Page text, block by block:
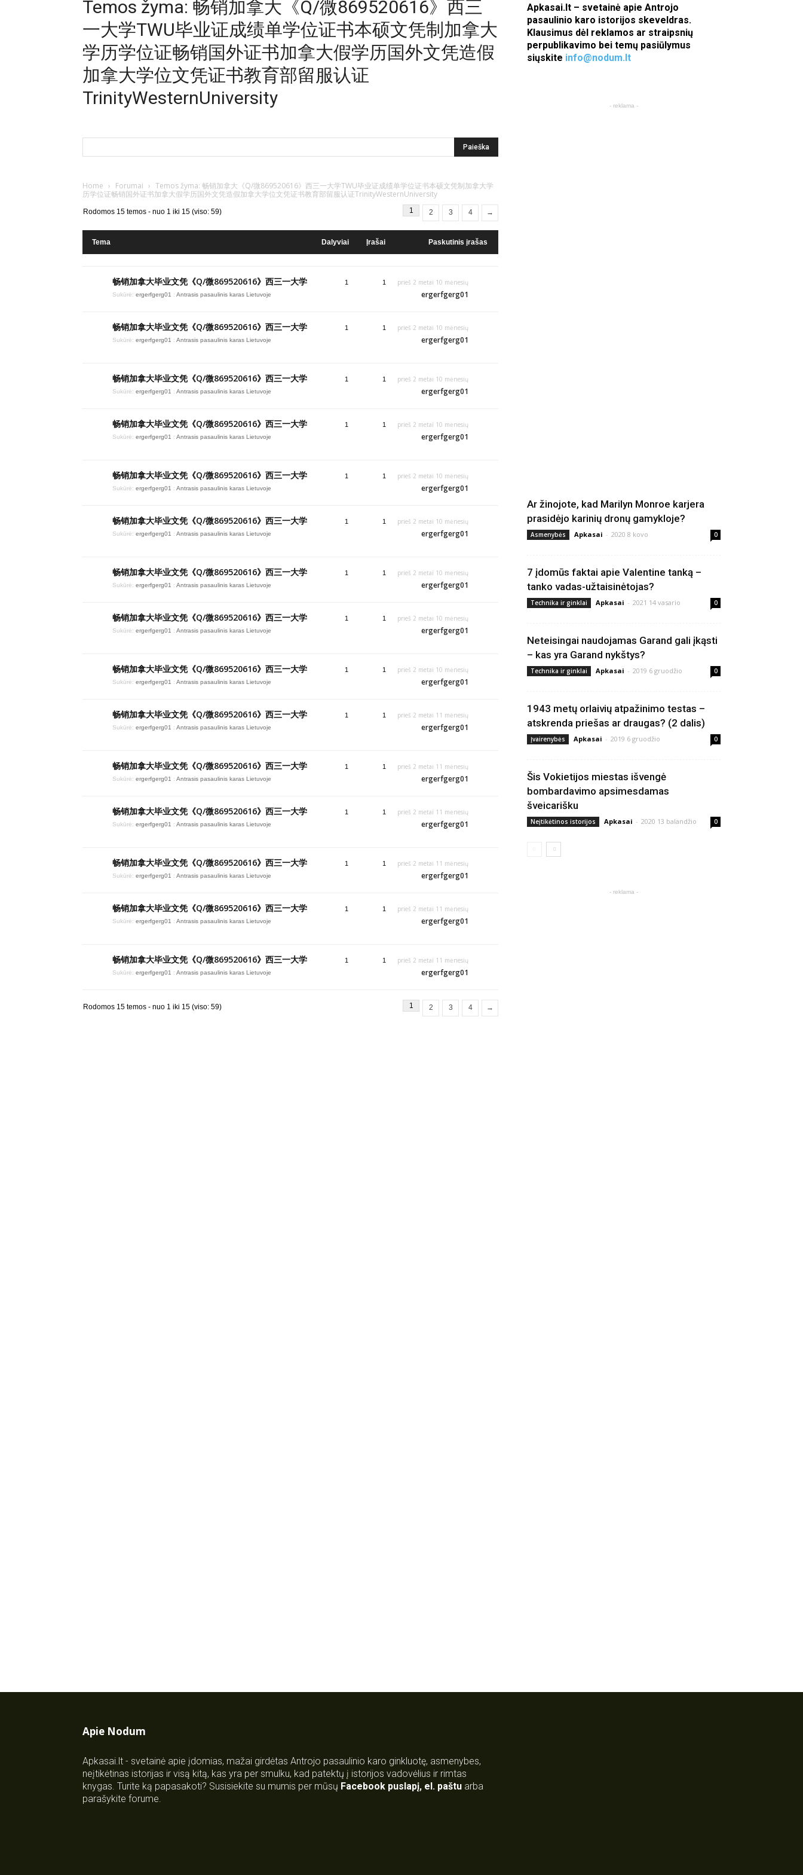
Apkasai.lt
Temos žyma: 畅销加拿大《Q/微869520616》西三
一大学TWU毕业证成绩单学位证书本硕文凭制加拿大
学历学位证畅销国外证书加拿大假学历国外文凭造假
加拿大学位文凭证书教育部留服认证
TrinityWesternUniversity
Home › Forumai › Temos žyma: 畅销加拿大《Q/微869520616》西三一大学TWU毕业证成绩单学位证书本硕文凭制加拿大学
历学位证畅销国外证书加拿大假学历国外文凭造假加拿大学位文凭证书教育部留服认证TrinityWesternUniversity
Rodomos 15 temos - nuo 1 iki 15 (viso: 59) 1 2 3 4 →
Tema Dalyviai Įrašai Paskutinis įrašas
畅销加拿大毕业文凭《Q/微869520616》西三一大学
Sukūrė: ergerfgerg01 : Antrasis pasaulinis karas Lietuvoje
1 1 prieš 2 metai 10 mėnesių
ergerfgerg01
畅销加拿大毕业文凭《Q/微869520616》西三一大学
Sukūrė: ergerfgerg01 : Antrasis pasaulinis karas Lietuvoje
1 1 prieš 2 metai 10 mėnesių
ergerfgerg01
畅销加拿大毕业文凭《Q/微869520616》西三一大学
Sukūrė: ergerfgerg01 : Antrasis pasaulinis karas Lietuvoje
1 1 prieš 2 metai 10 mėnesių
ergerfgerg01
畅销加拿大毕业文凭《Q/微869520616》西三一大学
Sukūrė: ergerfgerg01 : Antrasis pasaulinis karas Lietuvoje
1 1 prieš 2 metai 10 mėnesių
ergerfgerg01
畅销加拿大毕业文凭《Q/微869520616》西三一大学
Sukūrė: ergerfgerg01 : Antrasis pasaulinis karas Lietuvoje
1 1 prieš 2 metai 10 mėnesių
ergerfgerg01
畅销加拿大毕业文凭《Q/微869520616》西三一大学
Sukūrė: ergerfgerg01 : Antrasis pasaulinis karas Lietuvoje
1 1 prieš 2 metai 10 mėnesių
ergerfgerg01
畅销加拿大毕业文凭《Q/微869520616》西三一大学
Sukūrė: ergerfgerg01 : Antrasis pasaulinis karas Lietuvoje
1 1 prieš 2 metai 10 mėnesių
ergerfgerg01
畅销加拿大毕业文凭《Q/微869520616》西三一大学
Sukūrė: ergerfgerg01 : Antrasis pasaulinis karas Lietuvoje
1 1 prieš 2 metai 10 mėnesių
ergerfgerg01
畅销加拿大毕业文凭《Q/微869520616》西三一大学
Sukūrė: ergerfgerg01 : Antrasis pasaulinis karas Lietuvoje
1 1 prieš 2 metai 10 mėnesių
ergerfgerg01
畅销加拿大毕业文凭《Q/微869520616》西三一大学
Sukūrė: ergerfgerg01 : Antrasis pasaulinis karas Lietuvoje
1 1 prieš 2 metai 11 mėnesių
ergerfgerg01
畅销加拿大毕业文凭《Q/微869520616》西三一大学
Sukūrė: ergerfgerg01 : Antrasis pasaulinis karas Lietuvoje
1 1 prieš 2 metai 11 mėnesių
ergerfgerg01
畅销加拿大毕业文凭《Q/微869520616》西三一大学
Sukūrė: ergerfgerg01 : Antrasis pasaulinis karas Lietuvoje
1 1 prieš 2 metai 11 mėnesių
ergerfgerg01
畅销加拿大毕业文凭《Q/微869520616》西三一大学
Sukūrė: ergerfgerg01 : Antrasis pasaulinis karas Lietuvoje
1 1 prieš 2 metai 11 mėnesių
ergerfgerg01
畅销加拿大毕业文凭《Q/微869520616》西三一大学
Sukūrė: ergerfgerg01 : Antrasis pasaulinis karas Lietuvoje
1 1 prieš 2 metai 11 mėnesių
ergerfgerg01
畅销加拿大毕业文凭《Q/微869520616》西三一大学
Sukūrė: ergerfgerg01 : Antrasis pasaulinis karas Lietuvoje
1 1 prieš 2 metai 11 mėnesių
ergerfgerg01
Rodomos 15 temos - nuo 1 iki 15 (viso: 59) 1 2 3 4 →
Apkasai.lt – svetainė apie Antrojo
pasaulinio karo istorijos skeveldras.
Klausimus dėl reklamos ar straipsnių
perpublikavimo bei temų pasiūlymus
siųskite info@nodum.lt
- reklama -
Ar žinojote, kad Marilyn Monroe karjera
prasidėjo karinių dronų gamykloje?
Asmenybės Apkasai - 2020 8 kovo 0
7 įdomūs faktai apie Valentine tanką –
tanko vadas-užtaisinėtojas?
Technika ir ginklai Apkasai - 2021 14 vasario 0
Neteisingai naudojamas Garand gali įkąsti
– kas yra Garand nykštys?
Technika ir ginklai Apkasai - 2019 6 gruodžio 0
1943 metų orlaivių atpažinimo testas –
atskrenda priešas ar draugas? (2 dalis)
Įvairenybės Apkasai - 2019 6 gruodžio 0
Šis Vokietijos miestas išvengė
bombardavimo apsimesdamas
šveicarišku
Neįtikėtinos istorijos Apkasai - 2020 13 balandžio 0
- reklama -
Apie Nodum
Apkasai.lt - svetainė apie įdomias, mažai girdėtas Antrojo pasaulinio karo ginkluotę, asmenybes,
neįtikėtinas istorijas ir visą kitą, kas yra per smulku, kad patektų į istorijos vadovėlius ir rimtas
knygas. Turite ką papasakoti? Susisiekite su mumis per mūsų Facebook puslapį, el. paštu arba
parašykite forume.